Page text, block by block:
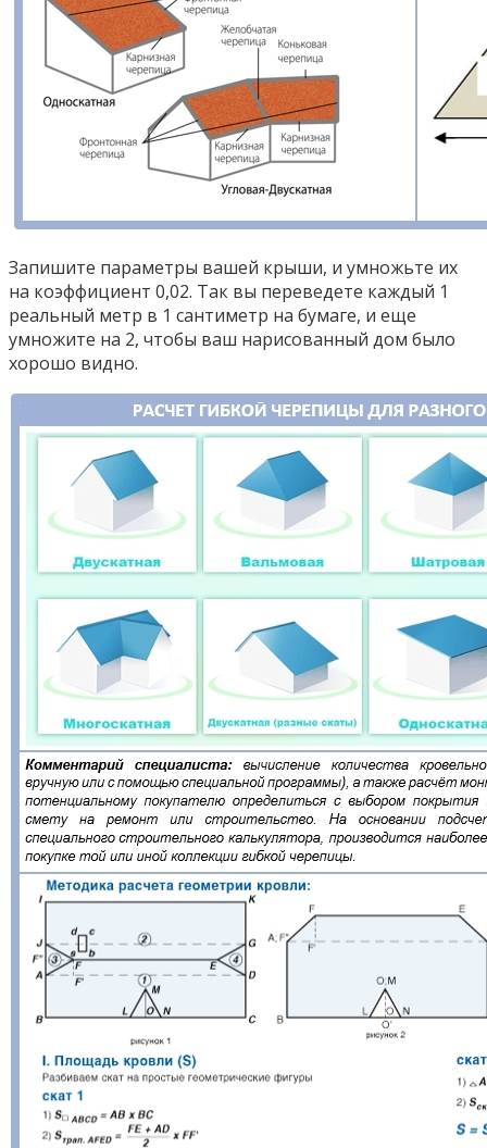
Запишите параметры вашей крыши, и умножьте их
на коэффициент 0,02. Так вы переведете каждый 1
реальный метр в 1 сантиметр на бумаге, и еще
умножите на 2, чтобы ваш нарисованный дом было
хорошо видно.